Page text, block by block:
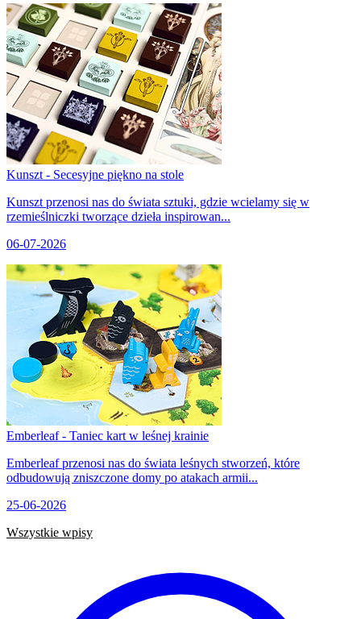
Kunszt - Secesyjne piękno na stole
Kunszt przenosi nas do świata sztuki, gdzie wcielamy się w
rzemieślniczki tworzące dzieła inspirowan...
06-07-2026
Emberleaf - Taniec kart w leśnej krainie
Emberleaf przenosi nas do świata leśnych stworzeń, które
odbudowują zniszczone domy po atakach armii...
25-06-2026
Wszystkie wpisy